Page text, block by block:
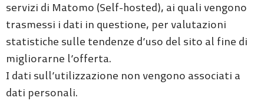
servizi di Matomo (Self-hosted), ai quali vengono
trasmessi i dati in questione, per valutazioni
statistiche sulle tendenze d’uso del sito al fine di
migliorarne l’offerta.
I dati sull’utilizzazione non vengono associati a
dati personali.